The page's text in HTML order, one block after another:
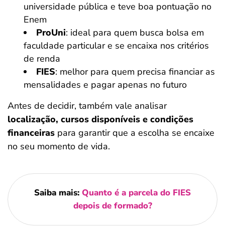
universidade pública e teve boa pontuação no
Enem
ProUni: ideal para quem busca bolsa em
faculdade particular e se encaixa nos critérios
de renda
FIES: melhor para quem precisa financiar as
mensalidades e pagar apenas no futuro
Antes de decidir, também vale analisar
localização, cursos disponíveis e condições
financeiras para garantir que a escolha se encaixe
no seu momento de vida.
Saiba mais: Quanto é a parcela do FIES
depois de formado?